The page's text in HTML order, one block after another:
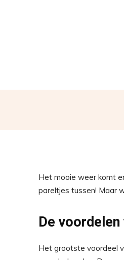
Het mooie weer komt
pareltjes tussen! Maar
De
Het grootste voordeel